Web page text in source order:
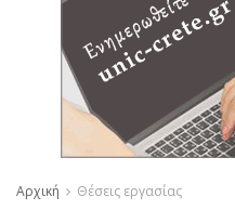
Αρχική Θέσεις εργασίας